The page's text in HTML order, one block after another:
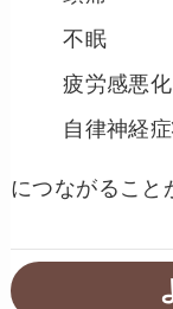
不眠
疲労感悪化
自律神経
につながること